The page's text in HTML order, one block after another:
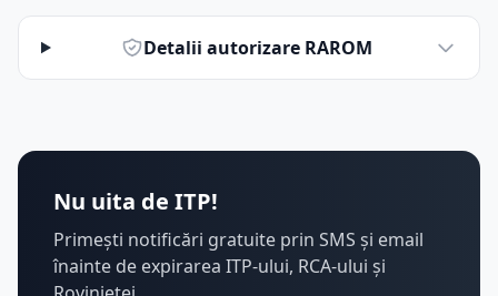
Detalii autorizare RAROM
Nu uita de ITP!
Primești notificări gratuite prin SMS și email
înainte de expirarea ITP-ului, RCA-ului și